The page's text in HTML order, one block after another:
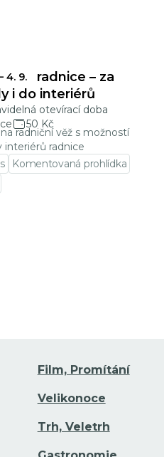
4. 9.
radnice – za
i do interiérů
otevírací doba
50 Kč
radniční věž s možností
interiérů radnice
Komentovaná prohlídka
Film, Promítání
Velikonoce
Trh, Veletrh